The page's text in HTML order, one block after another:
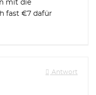
mit die
fast €7 dafür
Antwort